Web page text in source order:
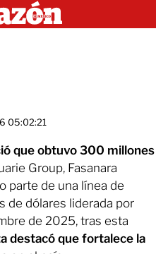
05:02:21
que obtuvo 300 millones
Group, Fasanara
parte de una línea de
de dólares liderada por
de 2025, tras esta
destacó que fortalece la